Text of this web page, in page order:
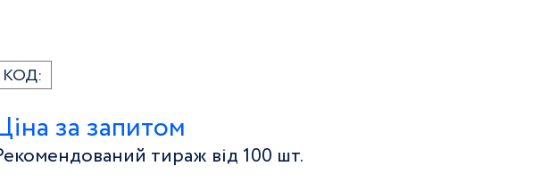
КОД:
за запитом
тираж від 100 шт.